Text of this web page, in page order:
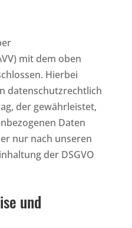
mit dem oben
Hierbei
datenschutzrechtlich
der gewährleistet,
Daten
nur nach unseren
der DSGVO
und